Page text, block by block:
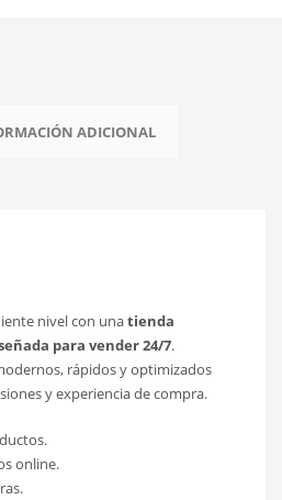
ADICIONAL
nivel con unatienda
para vender 24/7.
rápidos y optimizados
y experiencia de compra.
online.